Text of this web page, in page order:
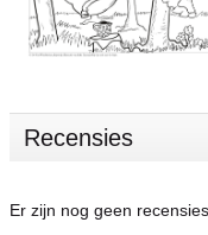
Recensies
Er zijn nog geen